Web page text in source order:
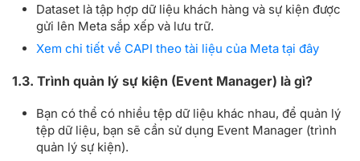
Dataset là tập hợp dữ liệu khách hàng và sự kiện được
gửi lên Meta sắp xếp và lưu trữ.
Xem chi tiết về CAPI theo tài liệu của Meta tại đây
1.3. Trình quản lý sự kiện (Event Manager) là gì?
Bạn có thể có nhiều tệp dữ liệu khác nhau, để quản lý
tệp dữ liệu, bạn sẽ cần sử dụng Event Manager (trình
quản lý sự kiện).